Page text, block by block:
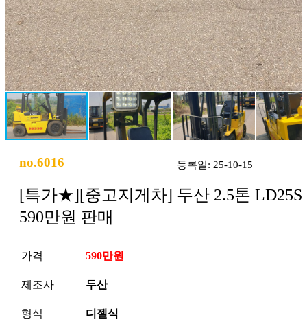
no.6016 등록일: 25-10-15
[특가★][중고지게차] 두산 2.5톤 LD25S
590만원 판매
가격 590만원
제조사 두산
형식 디젤식